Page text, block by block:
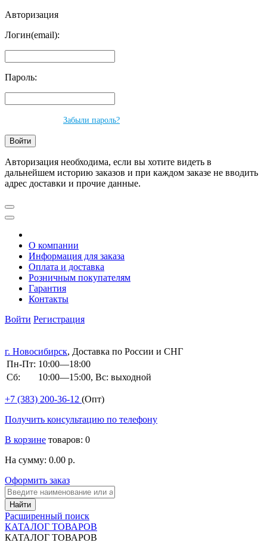
Авторизация
Логин(email):
Пароль:
Забыли пароль?
Авторизация необходима, если вы хотите видеть в
дальнейшем историю заказов и при каждом заказе не вводить
адрес доставки и прочие данные.
О компании
Информация для заказа
Оплата и доставка
Розничным покупателям
Гарантия
Контакты
Войти Регистрация
г. Новосибирск, Доставка по России и СНГ
Пн-Пт: 10:00—18:00
Сб:
10:00—15:00, Вс: выходной
+7 (383) 200-36-12 (Опт)
Получить консультацию по телефону
В корзине товаров: 0
На сумму: 0.00 р.
Оформить заказ
Расширенный поиск
КАТАЛОГ ТОВАРОВ
КАТАЛОГ ТОВАРОВ